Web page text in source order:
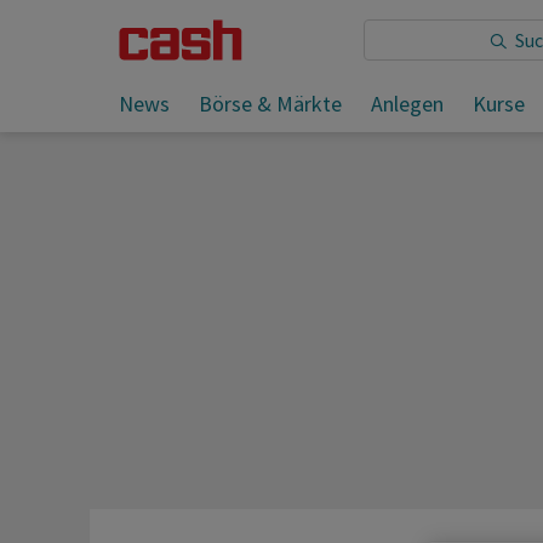
News Börse & Märkte Anlegen Kurse
Sie lesen: